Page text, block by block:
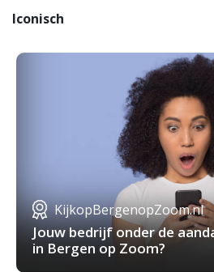
Iconisch
KijkopBergenopZoom.nl
Jouw bedrijf onder de
in Bergen op Zoom?